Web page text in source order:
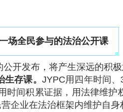
场全民参与的法治公开课
开发布，将产生深远的积极
存课。 JYPC用四年时间
时间积累证据，用法律维
企业在法治框架内维护自身